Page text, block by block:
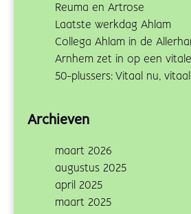
Reuma en Artrose
Laatste werkdag Ahlam
Collega Ahlam in de
Arnhem zet in op een
50-plussers: Vitaal nu,
Archieven
maart 2026
augustus 2025
april 2025
maart 2025